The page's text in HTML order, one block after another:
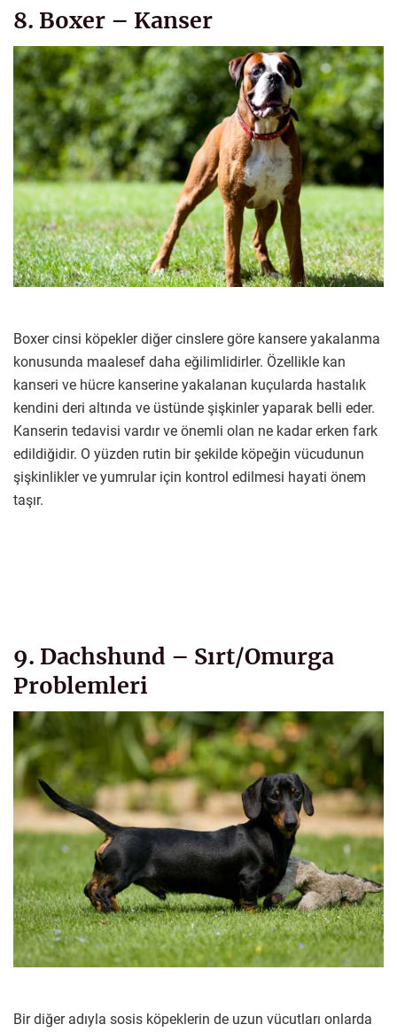
8. Boxer – Kanser
Boxer cinsi köpekler diğer cinslere göre kansere yakalanma
konusunda maalesef daha eğilimlidirler. Özellikle kan
kanseri ve hücre kanserine yakalanan kuçularda hastalık
kendini deri altında ve üstünde şişkinler yaparak belli eder.
Kanserin tedavisi vardır ve önemli olan ne kadar erken fark
edildiğidir. O yüzden rutin bir şekilde köpeğin vücudunun
şişkinlikler ve yumrular için kontrol edilmesi hayati önem
taşır.
9. Dachshund – Sırt/Omurga
Problemleri
Bir diğer adıyla sosis köpeklerin de uzun vücutları onlarda